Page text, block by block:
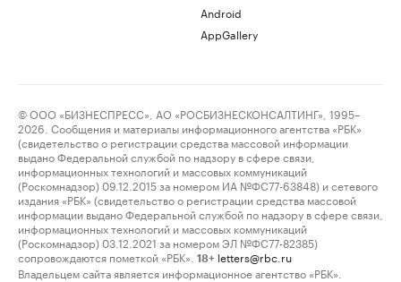
Android
AppGallery
© ООО «БИЗНЕСПРЕСС», АО «РОСБИЗНЕСКОНСАЛТИНГ», 1995–
2026. Сообщения и материалы информационного агентства «РБК»
(свидетельство о регистрации средства массовой информации
выдано Федеральной службой по надзору в сфере связи,
информационных технологий и массовых коммуникаций
(Роскомнадзор) 09.12.2015 за номером ИА №ФС77-63848) и сетевого
издания «РБК» (свидетельство о регистрации средства массовой
информации выдано Федеральной службой по надзору в сфере связи,
информационных технологий и массовых коммуникаций
(Роскомнадзор) 03.12.2021 за номером ЭЛ №ФС77-82385)
сопровождаются пометкой «РБК».
18+ letters@rbc.ru
Владельцем сайта является информационное агентство «РБК».